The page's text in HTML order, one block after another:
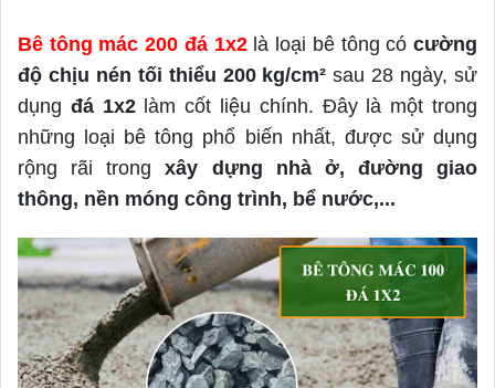
Bê tông mác 200 đá 1x2là loại bê tông cócường
độ chịu nén tối thiểu 200 kg/cm² sau 28 ngày, sử
dụng đá 1x2làm cốt liệu chính. Đây là một trong
những loại bê tông phổ biến nhất, được sử dụng
rộng rãi trongxây dựng nhà ở, đường giao
thông, nền móng công trình, bể nước,...